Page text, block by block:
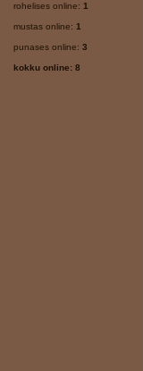
rohelises online: 1
mustas online: 1
punases online: 3
kokku online: 8